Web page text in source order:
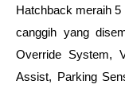
Hatchback meraih
canggih yang
Override System,
Assist, Parking